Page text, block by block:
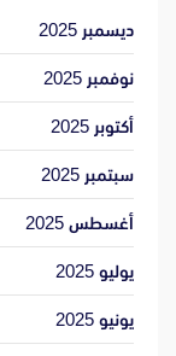
ديسمبر 2025
نوفمبر 2025
أكتوبر 2025
سبتمبر 2025
أغسطس 2025
يوليو 2025
يونيو 2025